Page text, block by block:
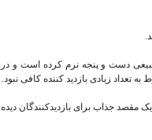
دست و پنجه نرم کرده است و در
مقصد جذاب برای بازدیدکنندگان دیده